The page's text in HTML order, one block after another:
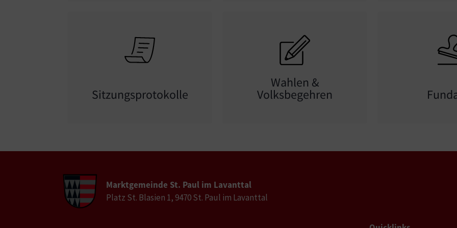
Sitzungsprotokolle
Wahlen &
Volksbegehren
Marktgemeinde St. Paul im Lavanttal
Platz St. Blasien 1, 9470 St. Paul im Lavanttal